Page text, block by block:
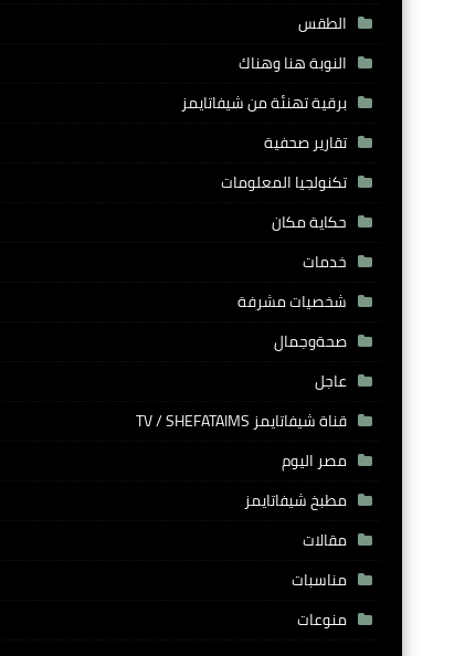
الطقس
النوبة هنا وهناك
برقية تهنئة من شيفاتايمز
تقارير صحفية
تكنولجيا المعلومات
حكاية مكان
خدمات
شخصيات مشرفة
صحةوجمال
عاجل
قناة شيفاتايمز TV / SHEFATAIMS
مصر اليوم
مطبخ شيفاتايمز
مقالات
مناسبات
منوعات